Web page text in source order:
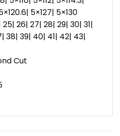
5×127| 5×130
25| 26| 27| 28| 29| 30| 31|
38| 39| 40| 41| 42| 43|
Cut